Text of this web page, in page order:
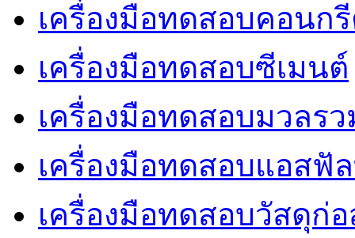
เครื่องมือทดสอบคอนก
เครื่องมือทดสอบซีเมนต์
เครื่องมือทดสอบมวลร
เครื่องมือทดสอบแอสฟั
เครื่องมือทดสอบวัสดุก่อ